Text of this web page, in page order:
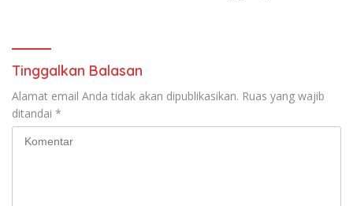
Tinggalkan Balasan
Alamat email Anda tidak akan dipublikasikan. Ruas yang wajib
ditandai *